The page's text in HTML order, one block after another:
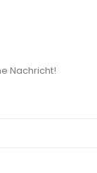
Nachricht!